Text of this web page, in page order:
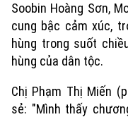
Xu hướng
Soobin Hoàng Sơn,
cung bậc cảm xúc,
hùng trong suốt
hùng của dân tộc.
Chị Phạm Thị Miến
sẻ: "Mình thấy